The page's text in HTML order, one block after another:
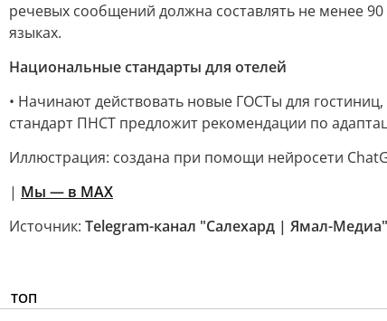
речевых сообщений должна составлять не менее
языках.
Национальные стандарты для отелей
• Начинают действовать новые ГОСТы для
стандарт ПНСТ предложит рекомендации по
Иллюстрация: создана при помощи нейросети
| Мы — в МАХ
Источник: Telegram-канал "Салехард | Ямал-Медиа"
ТОП